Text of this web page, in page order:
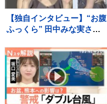
【独自インタビュー】“お腹
ふっくら” 田中みな実さ
“プライベートな時間” は？